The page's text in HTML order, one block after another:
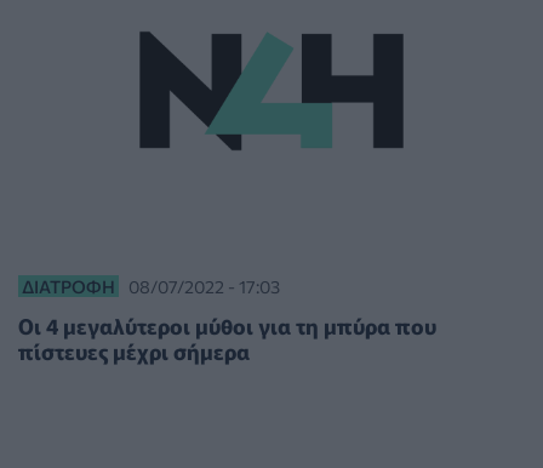
ΔΙΑΤΡΟΦΉ 08/07/2022 - 17:03
Οι 4 μεγαλύτεροι μύθοι για τη μπύρα που
πίστευες μέχρι σήμερα